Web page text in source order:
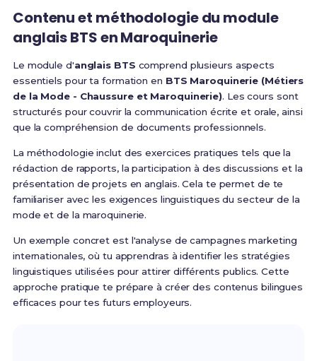
Contenu et méthodologie du module
anglais BTSen Maroquinerie
Le module d'anglais BTS comprend plusieurs aspects
essentiels pour ta formation en BTS Maroquinerie (Métiers
de la Mode - Chaussure et Maroquinerie). Les cours sont
structurés pour couvrir la communication écrite et orale, ainsi
que la compréhension de documents professionnels.
La méthodologie inclut des exercices pratiques tels que la
rédaction de rapports, la participation à des discussions et la
présentation de projets en anglais. Cela te permet de te
familiariser avec les exigences linguistiques du secteur de la
mode et de la maroquinerie.
Un exemple concret est l'analyse de campagnes marketing
internationales, où tu apprendras à identifier les stratégies
linguistiques utilisées pour attirer différents publics. Cette
approche pratique te prépare à créer des contenus bilingues
efficaces pour tes futurs employeurs.